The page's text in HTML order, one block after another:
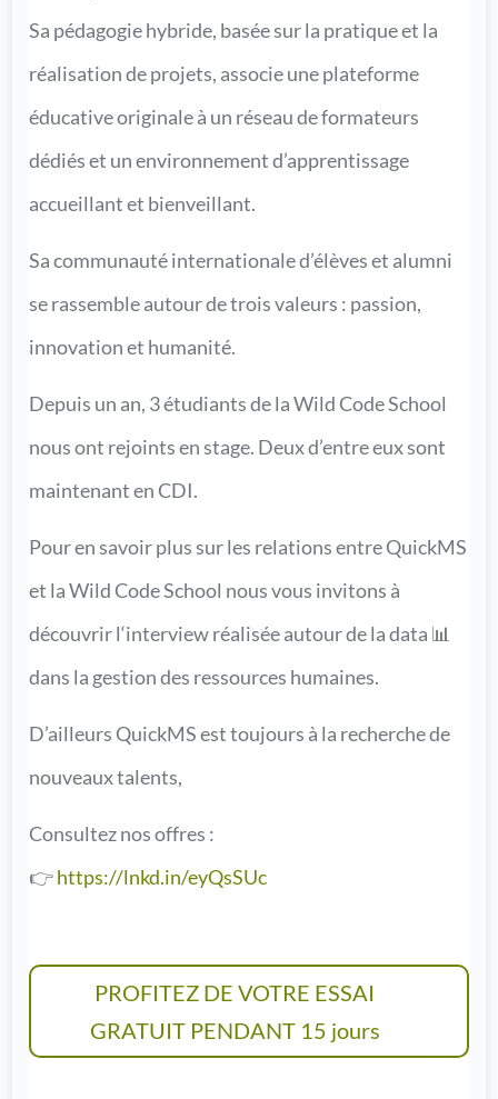
Sa pédagogie hybride, basée sur la pratique et la
réalisation de projets, associe une plateforme
éducative originale à un réseau de formateurs
dédiés et un environnement d’apprentissage
accueillant et bienveillant.
Sa communauté internationale d’élèves et alumni
se rassemble autour de trois valeurs : passion,
innovation et humanité.
Depuis un an, 3 étudiants de la Wild Code School
nous ont rejoints en stage. Deux d’entre eux sont
maintenant en CDI.
Pour en savoir plus sur les relations entre QuickMS
et la Wild Code School nous vous invitons à
découvrir l‘interview réalisée autour de la data 📊
dans la gestion des ressources humaines.
D’ailleurs QuickMS est toujours à la recherche de
nouveaux talents,
Consultez nos offres :
👉https://lnkd.in/eyQsSUc
PROFITEZ DE VOTRE ESSAI
GRATUIT PENDANT 15 jours